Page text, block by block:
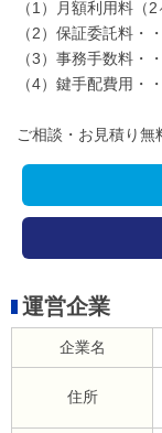
（1）月額利用料（
（2）保証委託料・
（3）事務手数料・
（4）鍵手配費用・
ご相談・お見積り無
運営企業
企業名
住所